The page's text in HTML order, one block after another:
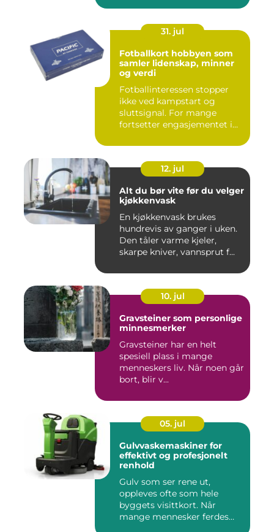
31. jul
Fotballkort hobbyen som
samler lidenskap, minner
og verdi
Fotballinteressen stopper
ikke ved kampstart og
sluttsignal. For mange
fortsetter engasjementet i
12. jul
Alt du bør vite før du velger
kjøkkenvask
En kjøkkenvask brukes
hundrevis av ganger i uken.
Den tåler varme kjeler,
skarpe kniver, vannsprut f...
10. jul
Gravsteiner som personlige
minnesmerker
Gravsteiner har en helt
spesiell plass i mange
menneskers liv. Når noen går
bort, blir v...
05. jul
Gulvvaskemaskiner for
effektivt og profesjonelt
renhold
Gulv som ser rene ut,
oppleves ofte som hele
byggets visittkort. Når
mange mennesker ferdes